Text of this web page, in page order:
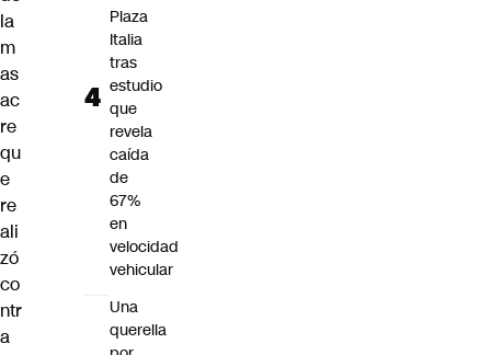
la
m
as
ac
re
qu
e
re
ali
zó
co
ntr
a
Plaza
Italia
tras
estudio
que
revela
caída
de
67%
en
velocidad
vehicular
Una
querella